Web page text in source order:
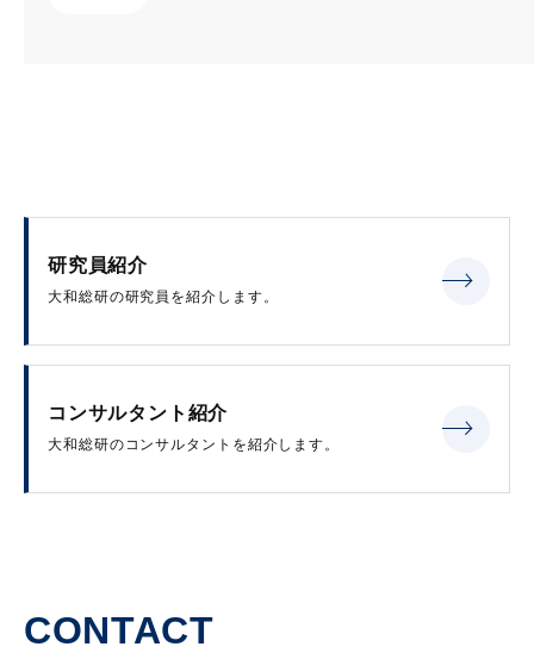
研究員紹介
大和総研の研究員を紹介します。
コンサルタント紹介
大和総研のコンサルタントを紹介します。
CONTACT